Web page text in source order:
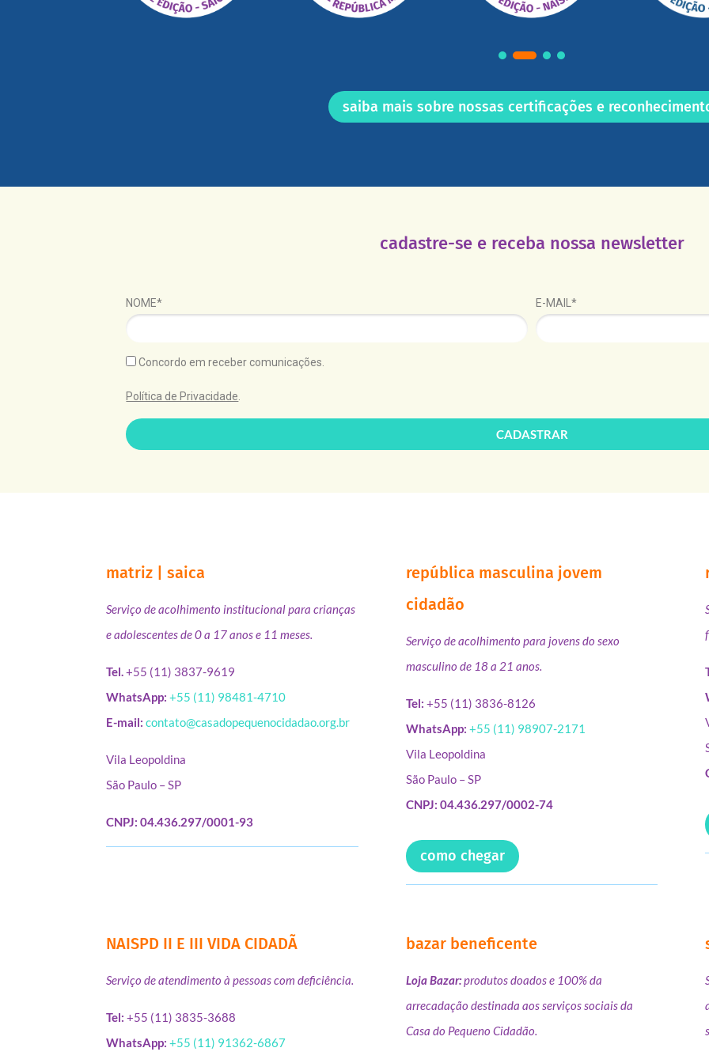
saiba mais sobre nossas certificações e
cadastre-se e receba nossa newsletter
NOME* E-MAIL*
Concordo em receber comunicações.
Política de Privacidade.
CADASTRAR
matriz | saica
Serviço de acolhimento institucional para crianças
e adolescentes de 0 a 17 anos e 11 meses.
Tel.+55 (11) 3837-9619
WhatsApp: +55 (11) 98481-4710
E-mail: contato@casadopequenocidadao.org.br
Vila Leopoldina
São Paulo – SP
CNPJ: 04.436.297/0001-93
república masculina jovem
cidadão
Serviço de acolhimento para jovens do sexo
masculino de 18 a 21 anos.
Tel: +55 (11) 3836-8126
WhatsApp: +55 (11) 98907-2171
Vila Leopoldina
São Paulo – SP
CNPJ: 04.436.297/0002-74
como chegar
NAISPD II E III VIDA CIDADÃ
Serviço de atendimento à pessoas com deficiência.
Tel: +55 (11) 3835-3688
WhatsApp:+55 (11) 91362-6867
bazar beneficente
Loja Bazar:produtos doados e 100% da
arrecadação destinada aos serviços sociais da
Casa do Pequeno Cidadão.